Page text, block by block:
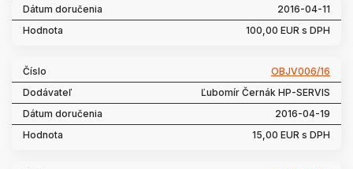
2016-04-11
100,00 EUR s DPH
OBJV006/16
Ľubomír Černák HP-SERVIS
2016-04-19
15,00 EUR s DPH